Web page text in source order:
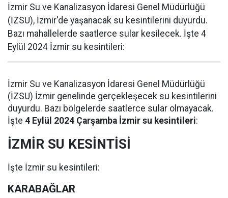
İzmir Su ve Kanalizasyon İdaresi Genel Müdürlüğü
(İZSU), İzmir'de yaşanacak su kesintilerini duyurdu.
Bazı mahallelerde saatlerce sular kesilecek. İşte 4
Eylül 2024 İzmir su kesintileri:
İzmir Su ve Kanalizasyon İdaresi Genel Müdürlüğü
(İZSU) İzmir genelinde gerçekleşecek su kesintilerini
duyurdu. Bazı bölgelerde saatlerce sular olmayacak.
İşte 4 Eylül 2024 Çarşamba İzmir su kesintileri:
İZMİR SU KESİNTİSİ
İşte İzmir su kesintileri:
KARABAĞLAR